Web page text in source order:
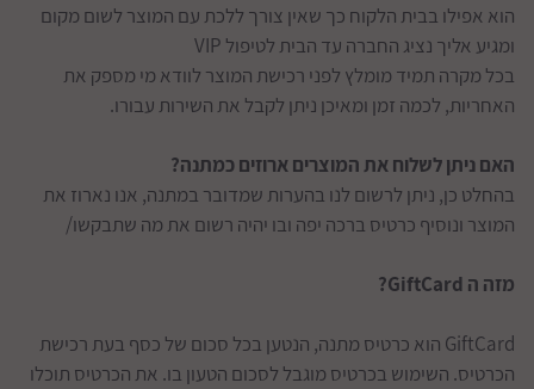
הוא אפילו בבית הלקוח כך שאין צורך ללכת עם המוצר לשום מקום
ומגיע אליך נציג החברה עד הבית לטיפול VIP
בכל מקרה תמיד מומלץ לפני רכישת המוצר לוודא מי מספק את
האחריות, לכמה זמן ומאיכן ניתן לקבל את השירות עבורו.
האם ניתן לשלוח את המוצרים ארוזים כמתנה?
בהחלט כן, ניתן לרשום לנו בהערות שמדובר במתנה, אנו נארוז את
המוצר ונוסיף כרטיס ברכה יפה ובו יהיה רשום את מה שתבקשו/
מזה ה GiftCard?
GiftCard הוא כרטיס מתנה, הנטען בכל סכום של כסף בעת רכישת
הכרטיס. השימוש בכרטיס מוגבל לסכום הטעון בו. את הכרטיס תוכלו